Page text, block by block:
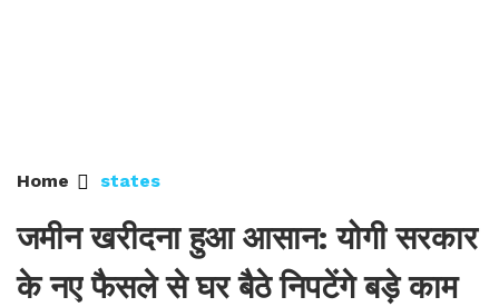
Home states
जमीन खरीदना हुआ आसान: योगी सरकार
के नए फैसले से घर बैठे निपटेंगे बड़े काम